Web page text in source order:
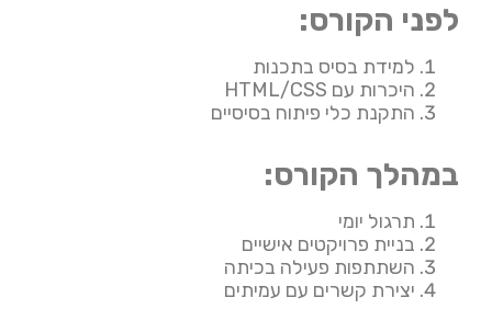
לפני הקורס:
למידת בסיס בתכנות
היכרות עם HTML/CSS
התקנת כלי פיתוח בסיסיים
במהלך הקורס:
תרגול יומי
בניית פרויקטים אישיים
השתתפות פעילה בכיתה
יצירת קשרים עם עמיתים